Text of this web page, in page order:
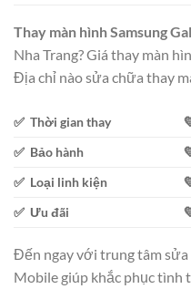
Thay màn hình Samsung
Nha Trang? Giá thay màn
Địa chỉ nào sửa chữa thay
✅ Thời gian thay
✅ Bảo hành
✅ Loại linh kiện
✅ Ưu đãi
Đến ngay với trung tâm
Mobile giúp khắc phục tình